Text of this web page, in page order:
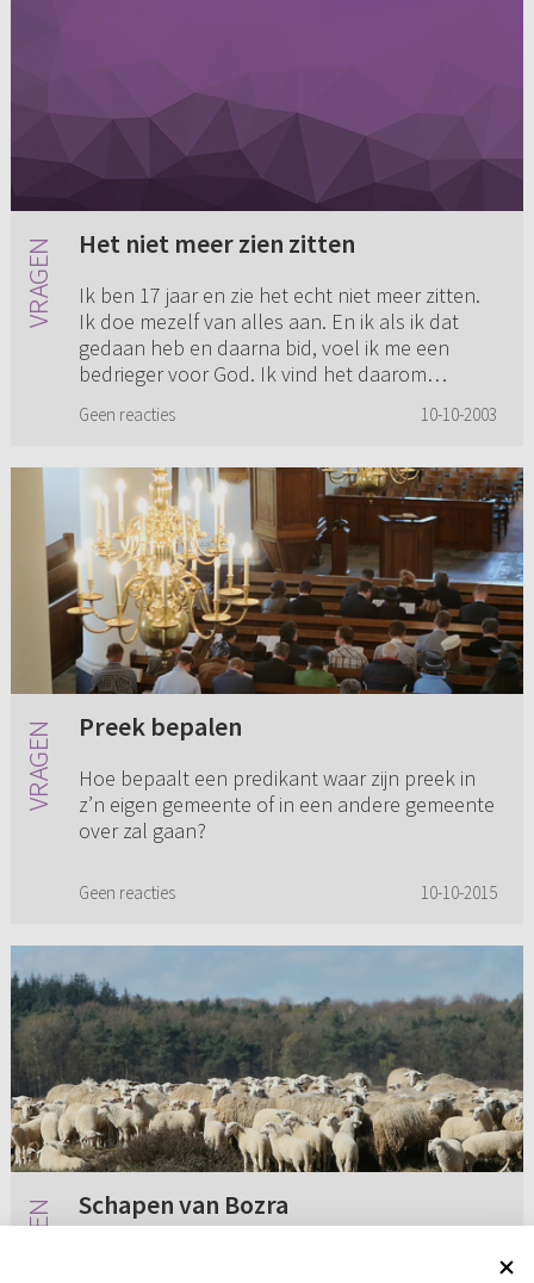
Het niet meer zien zitten
Ik ben 17 jaar en zie het echt niet meer zitten.
Ik doe mezelf van alles aan. En ik als ik dat
gedaan heb en daarna bid, voel ik me een
bedrieger voor God. Ik vind het daarom
Geen reacties 10-10-2003
Preek bepalen
Hoe bepaalt een predikant waar zijn preek in
z’n eigen gemeente of in een andere gemeente
over zal gaan?
Geen reacties 10-10-2015
Schapen van Bozra